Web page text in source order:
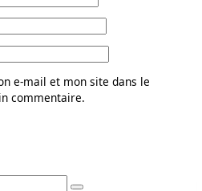
e-mail et mon site dans le
commentaire.